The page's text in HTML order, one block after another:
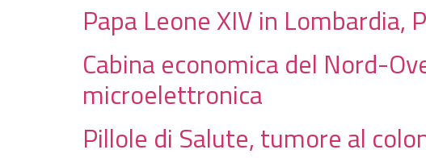
Papa Leone XIV in Lombardia,
Cabina economica del Nord-
microelettronica
Pillole di Salute, tumore al